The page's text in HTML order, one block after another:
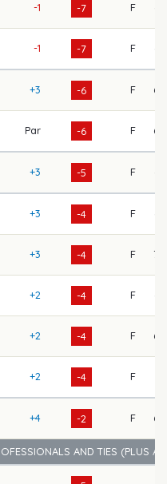
-1 -7 F
-1 -7 F
+3 -6 F 68
Par -6 F 68
+3 -5 F
+3 -4 F
+3 -4 F 70
+2 -4 F
+2 -4 F 68
+2 -4 F
+4 -2 F 69
AND TIES (PLUS